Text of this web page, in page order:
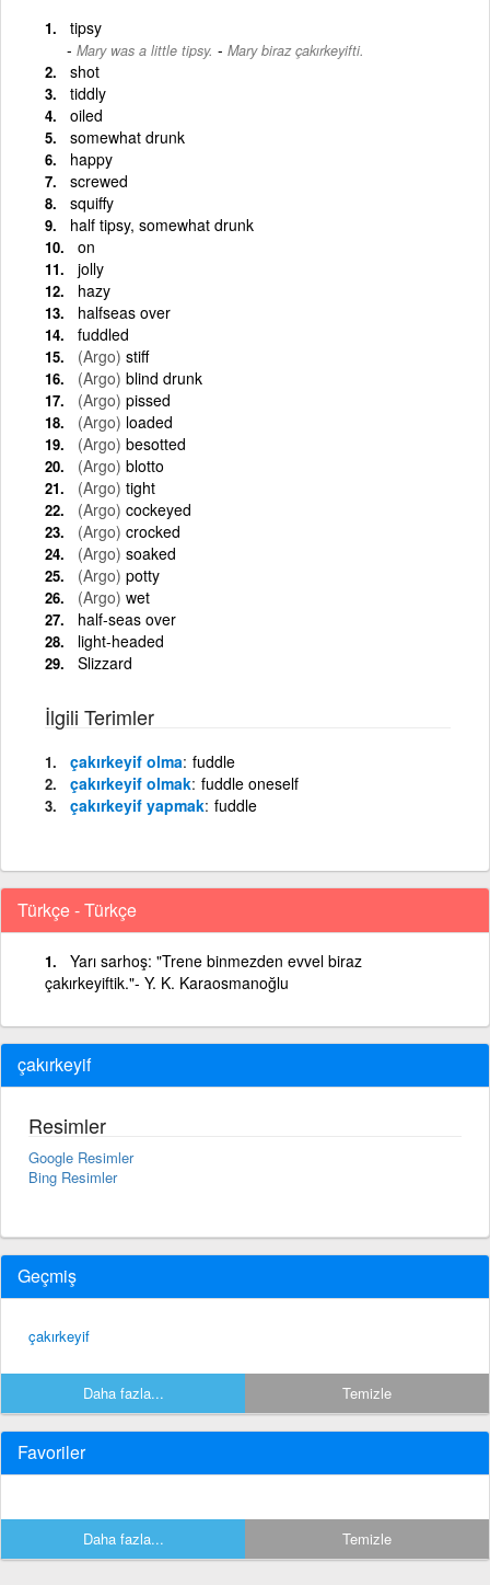
tipsy
Mary was a little tipsy. - Mary biraz çakırkeyifti.
shot
tiddly
oiled
somewhat drunk
happy
screwed
squiffy
half tipsy, somewhat drunk
on
jolly
hazy
halfseas over
fuddled
(Argo) stiff
(Argo) blind drunk
(Argo) pissed
(Argo) loaded
(Argo) besotted
(Argo) blotto
(Argo) tight
(Argo) cockeyed
(Argo) crocked
(Argo) soaked
(Argo) potty
(Argo) wet
half-seas over
light-headed
Slizzard
İlgili Terimler
çakırkeyif olma fuddle
çakırkeyif olmak fuddle oneself
çakırkeyif yapmak fuddle
Türkçe - Türkçe
Yarı sarhoş: "Trene binmezden evvel biraz
çakırkeyiftik."- Y. K. Karaosmanoğlu
çakırkeyif
Resimler
Google Resimler
Bing Resimler
Geçmiş
çakırkeyif
Daha fazla... Temizle
Favoriler
Daha fazla... Temizle